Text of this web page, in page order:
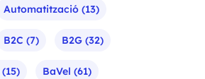
Automatització (13)
B2C (7) B2G (32)
(15) BaVel (61)